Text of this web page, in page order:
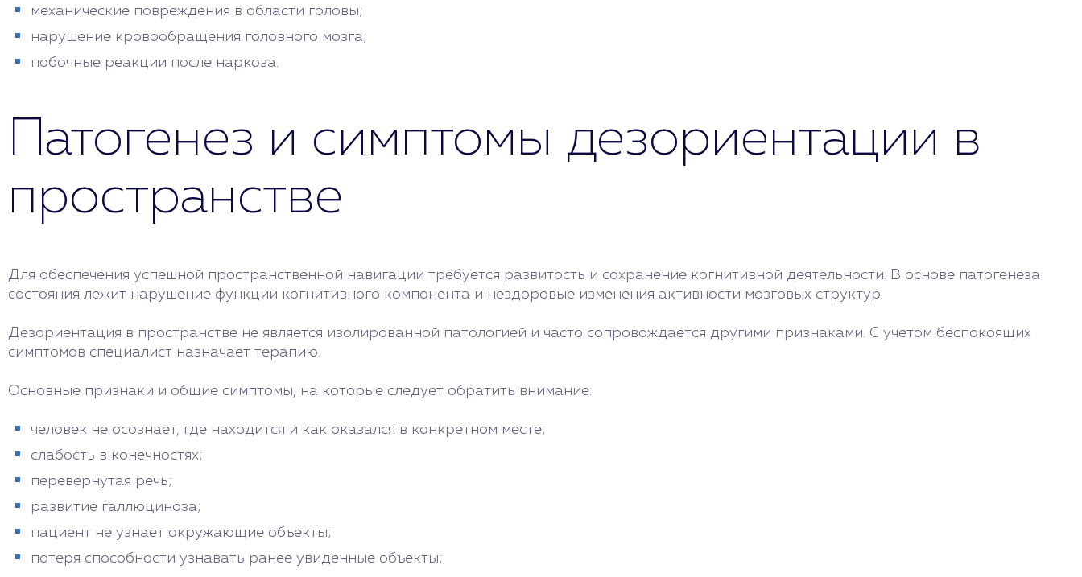
механические повреждения в области головы;
нарушение кровообращения головного мозга;
побочные реакции после наркоза.
Патогенез и симптомы дезориентации в
пространстве
Для обеспечения успешной пространственной навигации требуется развитость и сохранение когнитивной деятельности. В основе патогенеза
состояния лежит нарушение функции когнитивного компонента и нездоровые изменения активности мозговых структур.
Дезориентация в пространстве не является изолированной патологией и часто сопровождается другими признаками. С учетом беспокоящих
симптомов специалист назначает терапию.
Основные признаки и общие симптомы, на которые следует обратить внимание:
человек не осознает, где находится и как оказался в конкретном месте;
слабость в конечностях;
перевернутая речь;
развитие галлюциноза;
пациент не узнает окружающие объекты;
потеря способности узнавать ранее увиденные объекты;